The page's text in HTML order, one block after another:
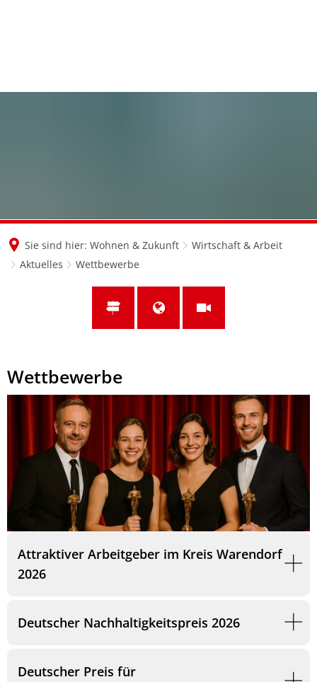
de
Sie sind hier: Wohnen & Zukunft
Wirtschaft & Arbeit
Aktuelles
Wettbewerbe
Wettbewerbe
Attraktiver Arbeitgeber im Kreis Warendorf
2026
Deutscher Nachhaltigkeitspreis 2026
Deutscher Preis für